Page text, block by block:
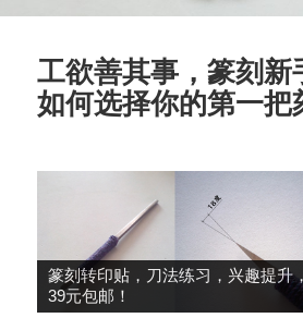
工欲善其事，篆刻新
如何选择你的第一把
篆刻转印贴，刀法练习，兴趣提升
39元包邮！